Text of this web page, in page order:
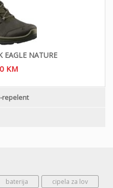
EAGLE NATURE
KM
repelent
baterija
cipela za lov